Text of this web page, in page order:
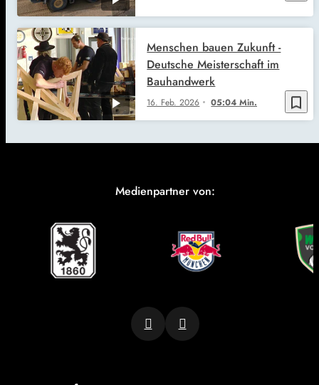
bookmark_border
16. Feb. 2026 05:04 Min.
Menschen bauen Zukunft -
Deutsche Meisterschaft im
Bauhandwerk
Medienpartner von: